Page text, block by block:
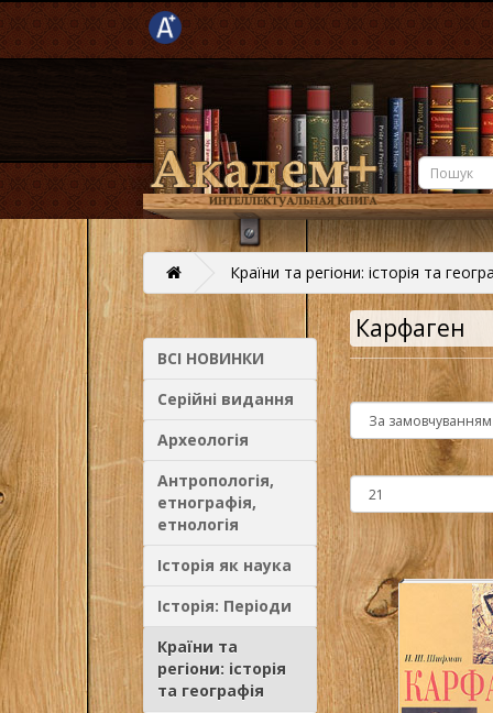
Країни та регіони: історія та
ВСІ НОВИНКИ
Серійні видання
Археологія
Антропологія,
етнографія,
етнологія
Історія як наука
Історія: Періоди
Країни та
регіони: історія
та географія
Карфаген